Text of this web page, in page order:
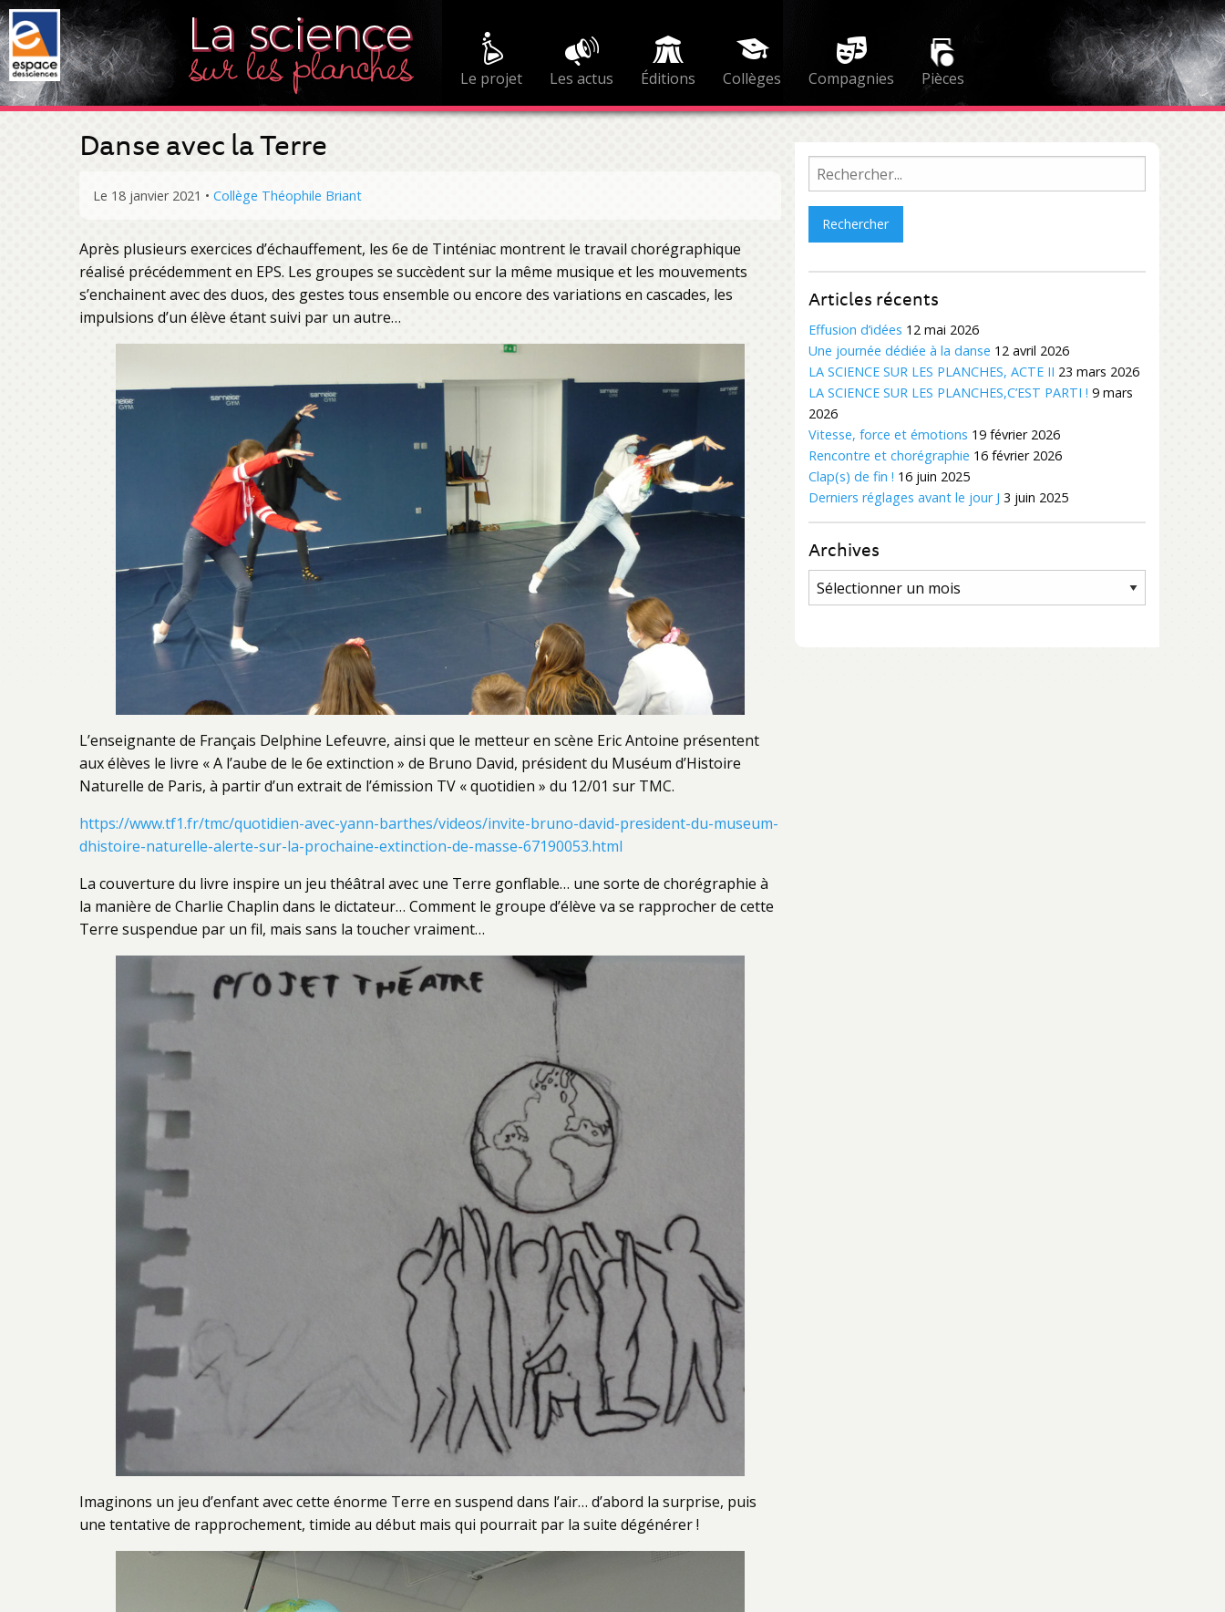
Le projet Les actus Éditions Collèges Compagnies Pièces
Danse avec la Terre
Le 18 janvier 2021 • Collège Théophile Briant
Après plusieurs exercices d’échauffement, les 6e de Tinténiac montrent le travail chorégraphique
réalisé précédemment en EPS. Les groupes se succèdent sur la même musique et les mouvements
s’enchainent avec des duos, des gestes tous ensemble ou encore des variations en cascades, les
impulsions d’un élève étant suivi par un autre…
L’enseignante de Français Delphine Lefeuvre, ainsi que le metteur en scène Eric Antoine présentent
aux élèves le livre « A l’aube de le 6e extinction » de Bruno David, président du Muséum d’Histoire
Naturelle de Paris, à partir d’un extrait de l’émission TV « quotidien » du 12/01 sur TMC.
https://www.tf1.fr/tmc/quotidien-avec-yann-barthes/videos/invite-bruno-david-president-du-museum-
dhistoire-naturelle-alerte-sur-la-prochaine-extinction-de-masse-67190053.html
La couverture du livre inspire un jeu théâtral avec une Terre gonflable… une sorte de chorégraphie à
la manière de Charlie Chaplin dans le dictateur… Comment le groupe d’élève va se rapprocher de cette
Terre suspendue par un fil, mais sans la toucher vraiment…
Imaginons un jeu d’enfant avec cette énorme Terre en suspend dans l’air… d’abord la surprise, puis
une tentative de rapprochement, timide au début mais qui pourrait par la suite dégénérer !
Rechercher :
Articles récents
Effusion d’idées 12 mai 2026
Une journée dédiée à la danse 12 avril 2026
LA SCIENCE SUR LES PLANCHES, ACTE II 23 mars 2026
LA SCIENCE SUR LES PLANCHES,C’EST PARTI ! 9 mars
2026
Vitesse, force et émotions 19 février 2026
Rencontre et chorégraphie 16 février 2026
Clap(s) de fin ! 16 juin 2025
Derniers réglages avant le jour J 3 juin 2025
Archives
Archives